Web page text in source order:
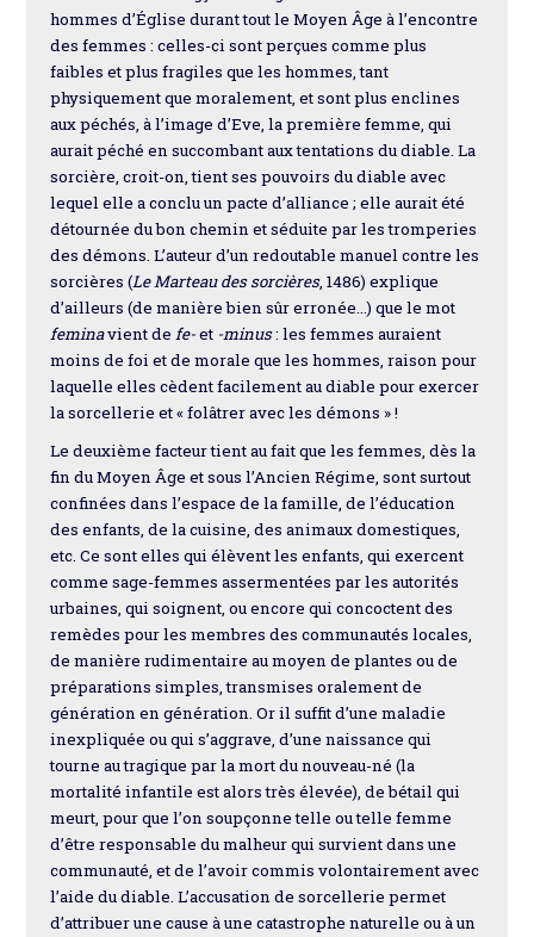
hommes d’Église durant tout le Moyen Âge à l’encontre
des femmes : celles-ci sont perçues comme plus
faibles et plus fragiles que les hommes, tant
physiquement que moralement, et sont plus enclines
aux péchés, à l’image d’Eve, la première femme, qui
aurait péché en succombant aux tentations du diable. La
sorcière, croit-on, tient ses pouvoirs du diable avec
lequel elle a conclu un pacte d’alliance ; elle aurait été
détournée du bon chemin et séduite par les tromperies
des démons. L’auteur d’un redoutable manuel contre les
sorcières (Le Marteau des sorcières, 1486) explique
d’ailleurs (de manière bien sûr erronée…) que le mot
feminavient defe-et -minus: les femmes auraient
moins de foi et de morale que les hommes, raison pour
laquelle elles cèdent facilement au diable pour exercer
la sorcellerie et « folâtrer avec les démons » !
Le deuxième facteur tient au fait que les femmes, dès la
fin du Moyen Âge et sous l’Ancien Régime, sont surtout
confinées dans l’espace de la famille, de l’éducation
des enfants, de la cuisine, des animaux domestiques,
etc. Ce sont elles qui élèvent les enfants, qui exercent
comme sage-femmes assermentées par les autorités
urbaines, qui soignent, ou encore qui concoctent des
remèdes pour les membres des communautés locales,
de manière rudimentaire au moyen de plantes ou de
préparations simples, transmises oralement de
génération en génération. Or il suffit d’une maladie
inexpliquée ou qui s’aggrave, d’une naissance qui
tourne au tragique par la mort du nouveau-né (la
mortalité infantile est alors très élevée), de bétail qui
meurt, pour que l’on soupçonne telle ou telle femme
d’être responsable du malheur qui survient dans une
communauté, et de l’avoir commis volontairement avec
l’aide du diable. L’accusation de sorcellerie permet
d’attribuer une cause à une catastrophe naturelle ou à un